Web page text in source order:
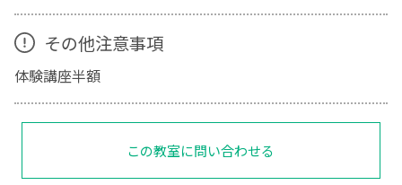
その他注意事項
体験講座半額
この教室に問い合わせる